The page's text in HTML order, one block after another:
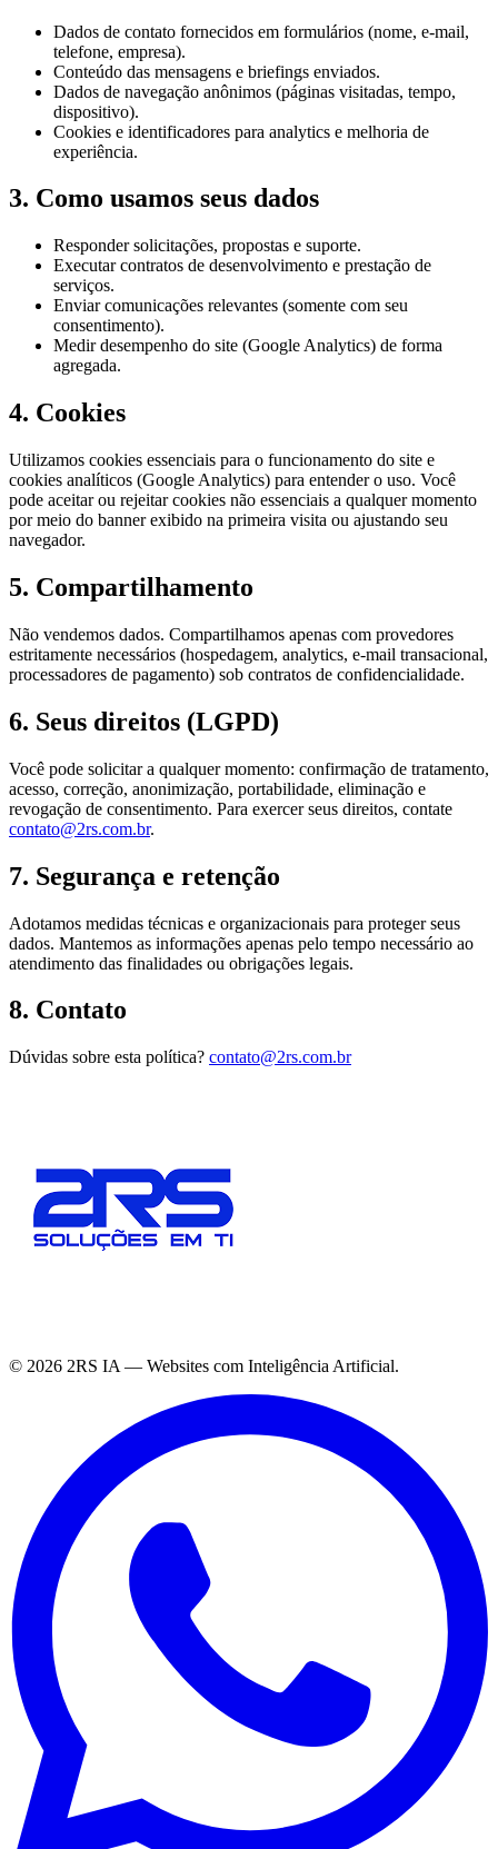
Dados de contato fornecidos em formulários (nome, e-mail,
telefone, empresa).
Conteúdo das mensagens e briefings enviados.
Dados de navegação anônimos (páginas visitadas, tempo,
dispositivo).
Cookies e identificadores para analytics e melhoria de
experiência.
3. Como usamos seus dados
Responder solicitações, propostas e suporte.
Executar contratos de desenvolvimento e prestação de
serviços.
Enviar comunicações relevantes (somente com seu
consentimento).
Medir desempenho do site (Google Analytics) de forma
agregada.
4. Cookies
Utilizamos cookies essenciais para o funcionamento do site e
cookies analíticos (Google Analytics) para entender o uso. Você
pode aceitar ou rejeitar cookies não essenciais a qualquer momento
por meio do banner exibido na primeira visita ou ajustando seu
navegador.
5. Compartilhamento
Não vendemos dados. Compartilhamos apenas com provedores
estritamente necessários (hospedagem, analytics, e-mail transacional,
processadores de pagamento) sob contratos de confidencialidade.
6. Seus direitos (LGPD)
Você pode solicitar a qualquer momento: confirmação de tratamento,
acesso, correção, anonimização, portabilidade, eliminação e
revogação de consentimento. Para exercer seus direitos, contate
contato@2rs.com.br.
7. Segurança e retenção
Adotamos medidas técnicas e organizacionais para proteger seus
dados. Mantemos as informações apenas pelo tempo necessário ao
atendimento das finalidades ou obrigações legais.
8. Contato
Dúvidas sobre esta política? contato@2rs.com.br
© 2026 2RS IA — Websites com Inteligência Artificial.